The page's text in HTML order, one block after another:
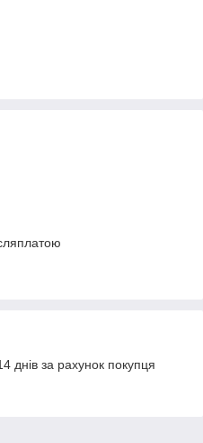
днів за рахунок покупця